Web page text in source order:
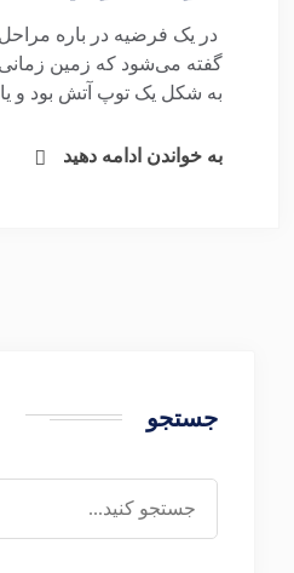
در یک فرضیه در باره
گفته می‌شود که زمین
به شکل یک توپ آتش بود و
به خواندن ادامه دهید
جستجو
برای: